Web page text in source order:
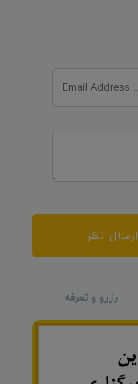
ارسال نظر
رزرو و تعرفه